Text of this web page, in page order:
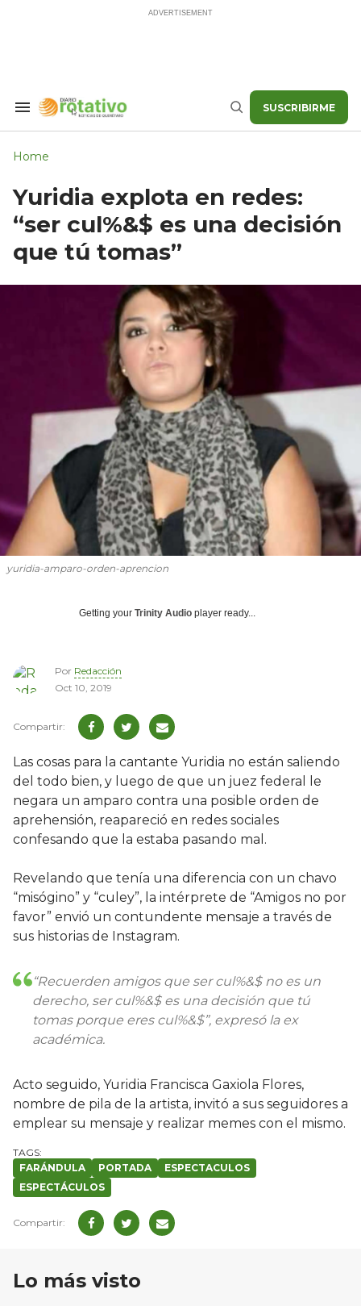
Search
Buscar SUSCRIBIRME
Home
Yuridia explota en redes:
“ser cul%&$ es una decisión
que tú tomas”
yuridia-amparo-orden-aprencion
Getting your Trinity Audio player ready...
Por Redacción
Oct 10, 2019
Las cosas para la cantante Yuridia no están saliendo
del todo bien, y luego de que un juez federal le
negara un amparo contra una posible orden de
aprehensión, reapareció en redes sociales
confesando que la estaba pasando mal.
Revelando que tenía una diferencia con un chavo
“misógino” y “culey”, la intérprete de “Amigos no por
favor” envió un contundente mensaje a través de
sus historias de Instagram.
“Recuerden amigos que ser cul%&$ no es un
derecho, ser cul%&$ es una decisión que tú
tomas porque eres cul%&$”, expresó la ex
académica.
Acto seguido, Yuridia Francisca Gaxiola Flores,
nombre de pila de la artista, invitó a sus seguidores a
emplear su mensaje y realizar memes con el mismo.
FARÁNDULA PORTADA
ESPECTACULOS
ESPECTÁCULOS
Lo más visto